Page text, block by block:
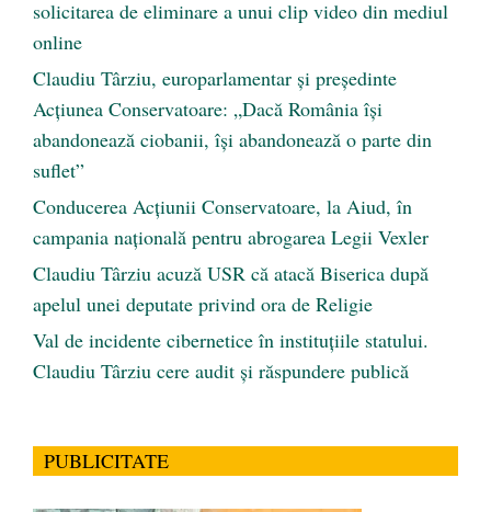
solicitarea de eliminare a unui clip video din mediul
online
Claudiu Târziu, europarlamentar și președinte
Acțiunea Conservatoare: „Dacă România își
abandonează ciobanii, își abandonează o parte din
suflet”
Conducerea Acțiunii Conservatoare, la Aiud, în
campania națională pentru abrogarea Legii Vexler
Claudiu Târziu acuză USR că atacă Biserica după
apelul unei deputate privind ora de Religie
Val de incidente cibernetice în instituțiile statului.
Claudiu Târziu cere audit și răspundere publică
PUBLICITATE